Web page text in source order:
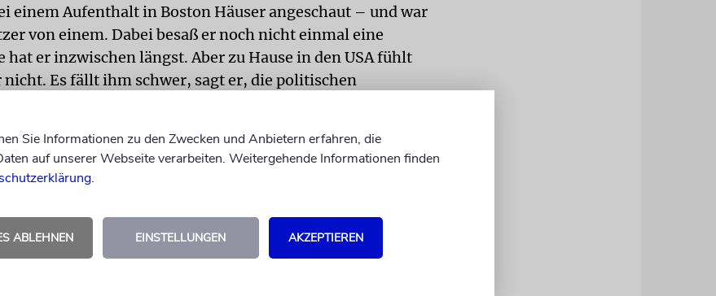
einem Aufenthalt in Boston Häuser angeschaut – und war
von einem. Dabei besaß er noch nicht einmal eine
hat er inzwischen längst. Aber zu Hause in den USA fühlt
nicht. Es fällt ihm schwer, sagt er, die politischen
über den Atlantik für ihn nicht ausgeschlossen ist. Seine
die Enkelkinder leben in Paris. Bak bezeichnet sich als
ihm verlangt, sieben Sprachen zu lernen und sich in acht
Familienname von einem Namensforscher
Sie Informationen zu den Zwecken und Anbietern erfahren, die
auf unserer Webseite verarbeiten. Weitergehende Informationen finden
.
ABLEHNEN EINSTELLUNGEN AKZEPTIEREN